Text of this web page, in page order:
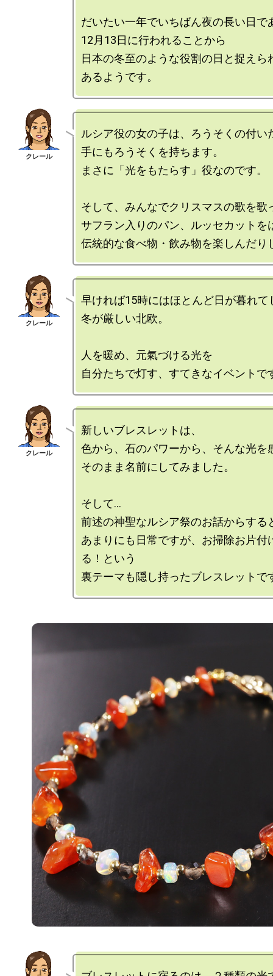
だいたい一年でいちばん夜の長い日で
12月13日に行われることから
日本の冬至のような役割の日と捉えら
ルシア役の女の子は、ろうそくの付い
手にもろうそくを持ちます。
まさに「光をもたらす」役なのです。
そして、みんなでクリスマスの歌を歌
サフラン入りのパン、ルッセカットを
早ければ15時にはほとんど日が暮れて
冬が厳しい北欧。
人を暖め、元氣づける光を
新しいブレスレットは、
色から、石のパワーから、そんな光を
そのまま名前にしてみました。
そして…
前述の神聖なルシア祭のお話からする
あまりにも日常ですが、お掃除お片付
る！という